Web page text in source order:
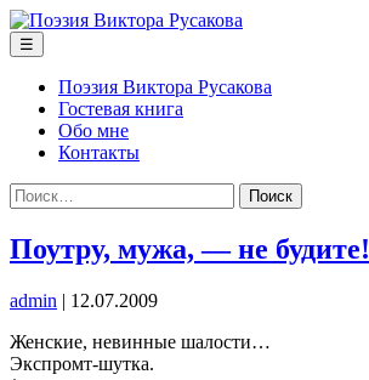
Перейти
к
содержимому
☰
Поэзия Виктора Русакова
Гостевая книга
Обо мне
Контакты
Найти:
Поутру, мужа, — не будите!
admin | 12.07.2009
Женские, невинные шалости…
Экспромт-шутка.